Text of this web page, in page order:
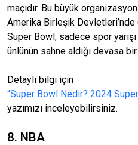
maçıdır. Bu büyük
Amerika Birleşik
Super Bowl, sadece spor
ünlünün sahne aldığı devasa
Detaylı bilgi için
“Super Bowl Nedir? 2024
yazımızı inceleyebilirsiniz.
8. NBA